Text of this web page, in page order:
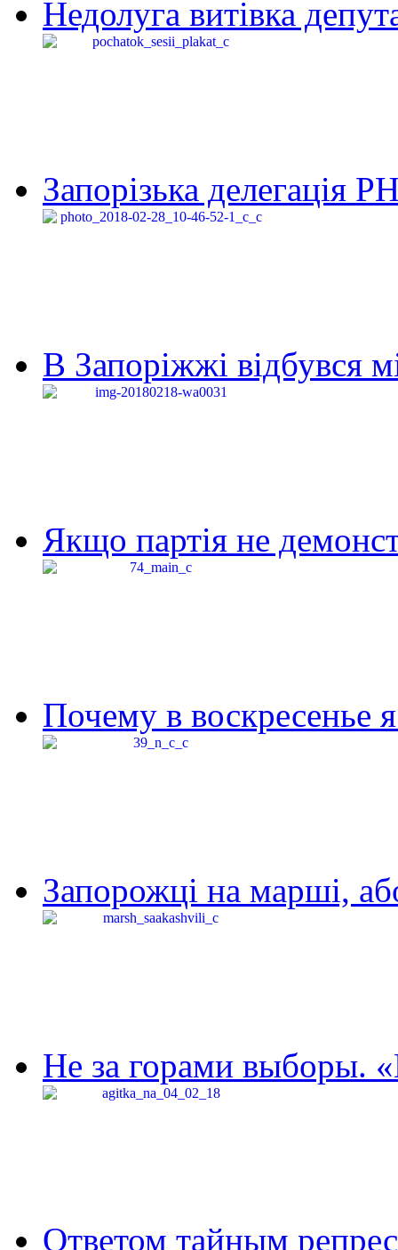
Недолуга витівка
Запорізька делегація
В Запоріжжі відбувся
Якщо партія не
Почему в воскресенье
Запорожці на марші,
Не за горами выборы.
Ответом тайным